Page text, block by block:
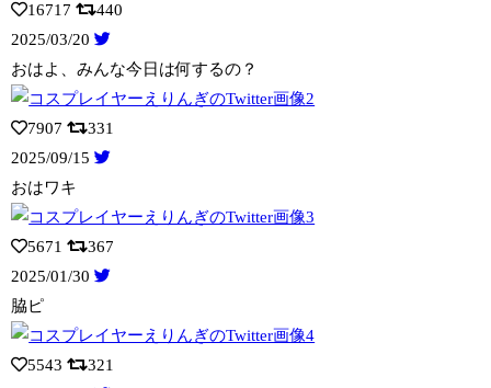
16717
440
2025/03/20
おはよ、みんな今日は何するの？
7907
331
2025/09/15
おはワキ
5671
367
2025/01/30
脇ピ
5543
321